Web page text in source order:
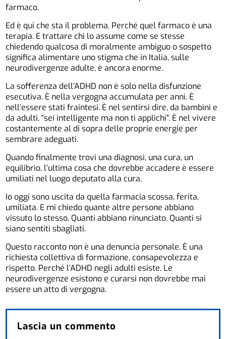
farmaco.
Ed è qui che sta il problema. Perché quel farmaco è una
terapia. E trattare chi lo assume come se stesse
chiedendo qualcosa di moralmente ambiguo o sospetto
significa alimentare uno stigma che in Italia, sulle
neurodivergenze adulte, è ancora enorme.
La sofferenza dell’ADHD non è solo nella disfunzione
esecutiva. È nella vergogna accumulata per anni. È
nell’essere stati fraintesi. È nel sentirsi dire, da bambini e
da adulti, “sei intelligente ma non ti applichi”. È nel vivere
costantemente al di sopra delle proprie energie per
sembrare adeguati.
Quando finalmente trovi una diagnosi, una cura, un
equilibrio, l’ultima cosa che dovrebbe accadere è essere
umiliati nel luogo deputato alla cura.
Io oggi sono uscita da quella farmacia scossa, ferita,
umiliata. E mi chiedo quante altre persone abbiano
vissuto lo stesso. Quanti abbiano rinunciato. Quanti si
siano sentiti sbagliati.
Questo racconto non è una denuncia personale. È una
richiesta collettiva di formazione, consapevolezza e
rispetto. Perché l’ADHD negli adulti esiste. Le
neurodivergenze esistono e curarsi non dovrebbe mai
essere un atto di vergogna.
Lascia un commento